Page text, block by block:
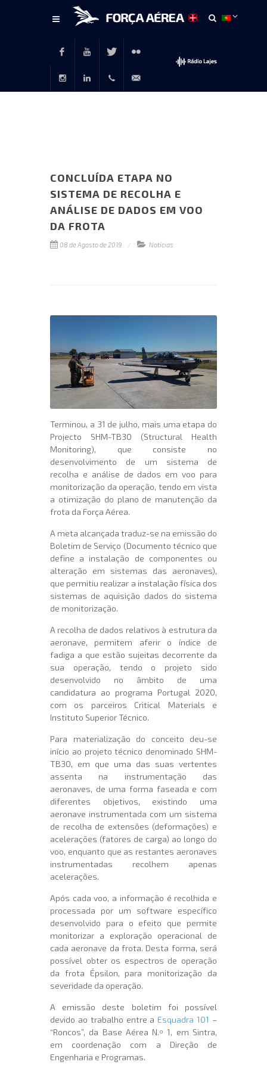
FacebookYoutubeTwitter Flickr
CONCLUÍDA ETAPA NO
SISTEMA DE RECOLHA E
ANÁLISE DE DADOS EM VOO
DA FROTA
08 de Agosto de 2019 Notícias
Terminou, a 31 de julho, mais uma etapa do
Projecto SHM-TB30 (Structural Health
Monitoring), que consiste no
desenvolvimento de um sistema de
recolha e análise de dados em voo para
monitorização da operação, tendo em vista
a otimização do plano de manutenção da
frota da Força Aérea.
A meta alcançada traduz-se na emissão do
Boletim de Serviço (Documento técnico que
define a instalação de componentes ou
alteração em sistemas das aeronaves),
que permitiu realizar a instalação física dos
sistemas de aquisição dados do sistema
de monitorização.
A recolha de dados relativos à estrutura da
aeronave, permitem aferir o índice de
fadiga a que estão sujeitas decorrente da
sua operação, tendo o projeto sido
desenvolvido no âmbito de uma
candidatura ao programa Portugal 2020,
com os parceiros Critical Materials e
Instituto Superior Técnico.
Para materialização do conceito deu-se
início ao projeto técnico denominado SHM-
TB30, em que uma das suas vertentes
assenta na instrumentação das
aeronaves, de uma forma faseada e com
diferentes objetivos, existindo uma
aeronave instrumentada com um sistema
de recolha de extensões (deformações) e
acelerações (fatores de carga) ao longo do
voo, enquanto que as restantes aeronaves
instrumentadas recolhem apenas
acelerações.
Após cada voo, a informação é recolhida e
processada por um software específico
desenvolvido para o efeito que permite
monitorizar a exploração operacional de
cada aeronave da frota. Desta forma, será
possível obter os espectros de operação
da frota Épsilon, para monitorização da
severidade da operação.
A emissão deste boletim foi possível
devido ao trabalho entre a Esquadra 101 –
“Roncos”, da Base Aérea N.º 1, em Sintra,
em coordenação com a Direção de
Engenharia e Programas.